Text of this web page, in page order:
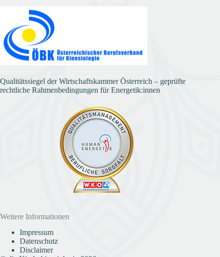
Qualitätssiegel der Wirtschaftskammer Österreich – geprüfte
rechtliche Rahmenbedingungen für Energetik:innen
Weitere Informationen
Impressum
Datenschutz
Disclaimer